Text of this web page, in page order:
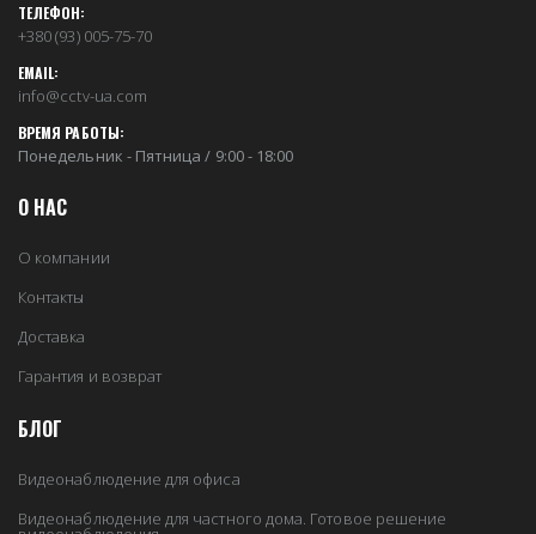
ТЕЛЕФОН:
+380 (93) 005-75-70
EMAIL:
info@cctv-ua.com
ВРЕМЯ РАБОТЫ:
Понедельник - Пятница / 9:00 - 18:00
О НАС
О компании
Контакты
Доставка
Гарантия и возврат
БЛОГ
Видеонаблюдение для офиса
Видеонаблюдение для частного дома. Готовое решение